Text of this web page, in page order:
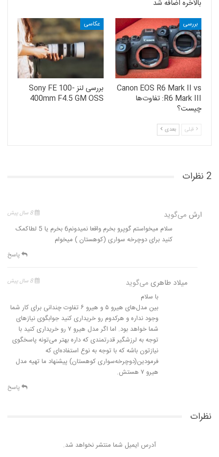
بالاخره اضافه شد
بررسی
Canon EOS R6 Mark II vs
R6 Mark III: تفاوت‌ها
چیست؟
عکاسی
بررسی لنز Sony FE 100-
400mm F4.5 GM OSS
قبلی بعدی
2 نظرات
ارش می‌گوید
سلام میخواستم گوپرو بخرم واقعا نمیدونم6 بخرم یا 5 لطاکمک
کنید برای دوچرخه سواری (کوهستان ) میخوام
پاسخ
میلاد طاهری می‌گوید
با سلام
بین مدل‌های هیرو ۵ و هیرو ۶ تفاوت چندانی برای کار شما
وجود نداره و هرکدوم رو خریداری کنید جوابگوی نیازهای
شما خواهد بود. اما اگر مدل هیرو ۷ رو خریداری کنید با
توجه به لرزشگیر قدرتمندی که داره بهتر می‌تونه پاسخگوی
نیازتون باشه که با توجه به نوع استفاده‌ای که
فرمودین(دوچرخه‌سواری کوهستان) پیشنهاد ما تهیه مدل
هیرو ۷ هستش.
پاسخ
نظرات
آدرس ایمیل شما منتشر نخواهد شد.